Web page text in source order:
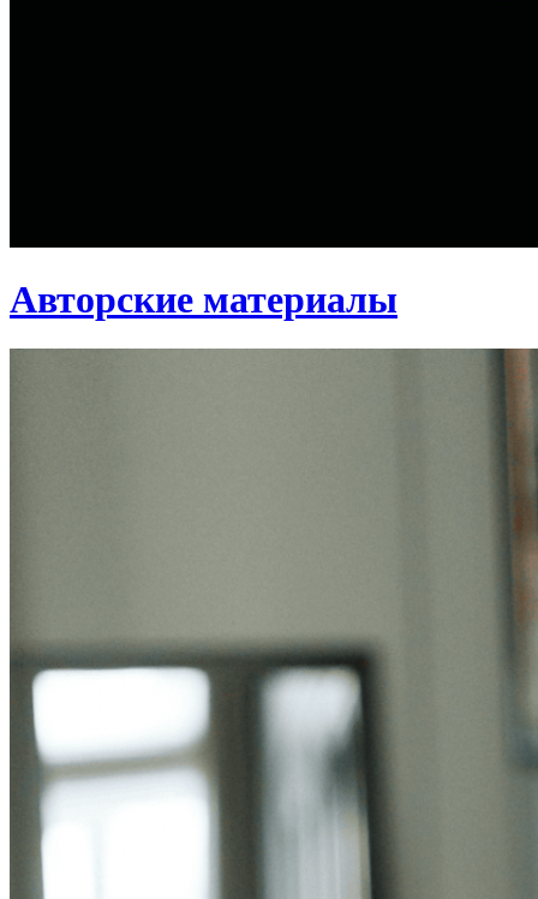
Авторские материалы